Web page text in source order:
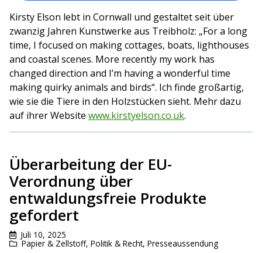
Kirsty Elson lebt in Cornwall und gestaltet seit über
zwanzig Jahren Kunstwerke aus Treibholz: „For a long
time, I focused on making cottages, boats, lighthouses
and coastal scenes. More recently my work has
changed direction and I’m having a wonderful time
making quirky animals and birds“. Ich finde großartig,
wie sie die Tiere in den Holzstücken sieht. Mehr dazu
auf ihrer Website www.kirstyelson.co.uk.
Überarbeitung der EU-
Verordnung über
entwaldungsfreie Produkte
gefordert
Juli 10, 2025
Papier & Zellstoff, Politik & Recht, Presseaussendung